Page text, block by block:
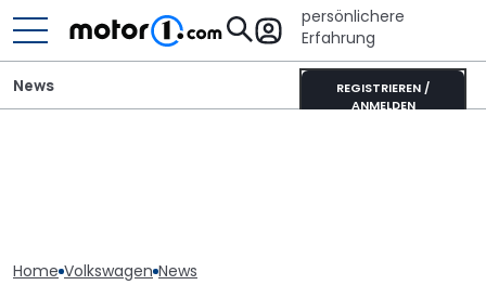
persönlichere
Erfahrung
REGISTRIEREN /
ANMELDEN
News
Home Volkswagen News